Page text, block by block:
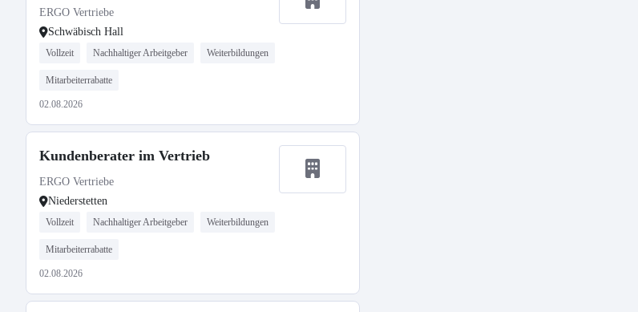
ERGO Vertriebe
Schwäbisch Hall
Vollzeit Nachhaltiger Arbeitgeber Weiterbildungen
Mitarbeiterrabatte
02.08.2026
Kundenberater im Vertrieb
ERGO Vertriebe
Niederstetten
Vollzeit Nachhaltiger Arbeitgeber Weiterbildungen
Mitarbeiterrabatte
02.08.2026